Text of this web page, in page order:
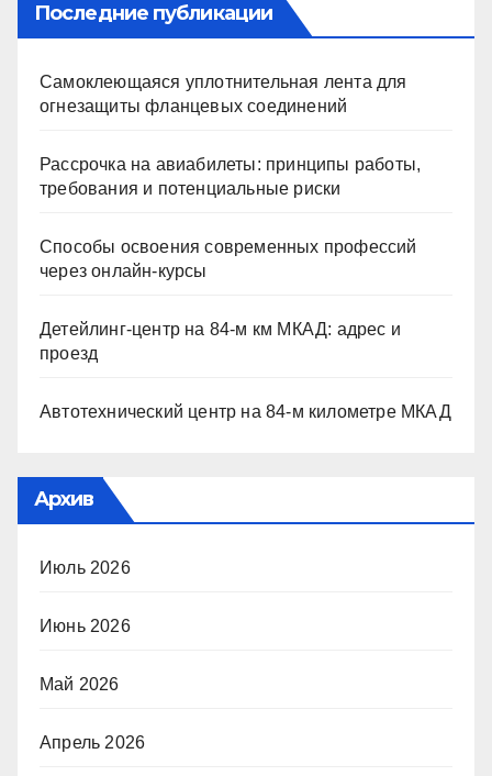
Последние публикации
Самоклеющаяся уплотнительная лента для
огнезащиты фланцевых соединений
Рассрочка на авиабилеты: принципы работы,
требования и потенциальные риски
Способы освоения современных профессий
через онлайн-курсы
Детейлинг-центр на 84-м км МКАД: адрес и
проезд
Автотехнический центр на 84-м километре МКАД
Архив
Июль 2026
Июнь 2026
Май 2026
Апрель 2026